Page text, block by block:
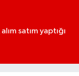
satım yaptığı